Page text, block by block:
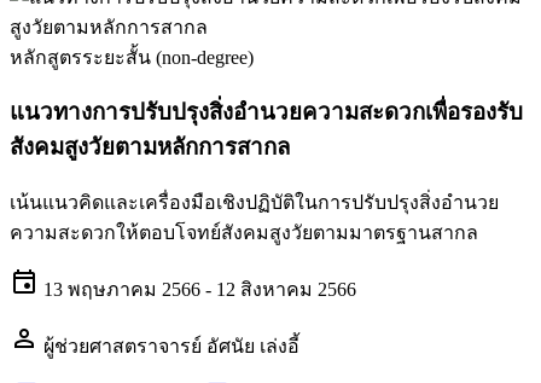
หลักสูตรระยะสั้น (non-degree)
แนวทางการปรับปรุงสิ่งอำนวยความสะดวกเพื่อรองรับ
สังคมสูงวัยตามหลักการสากล
เน้นแนวคิดและเครื่องมือเชิงปฏิบัติในการปรับปรุงสิ่งอำนวย
ความสะดวกให้ตอบโจทย์สังคมสูงวัยตามมาตรฐานสากล
event 13 พฤษภาคม 2566 - 12 สิงหาคม 2566
person ผู้ช่วยศาสตราจารย์ อัศนัย เล่งอี้